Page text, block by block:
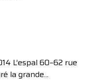
L’espal 60–62 rue
la grande...